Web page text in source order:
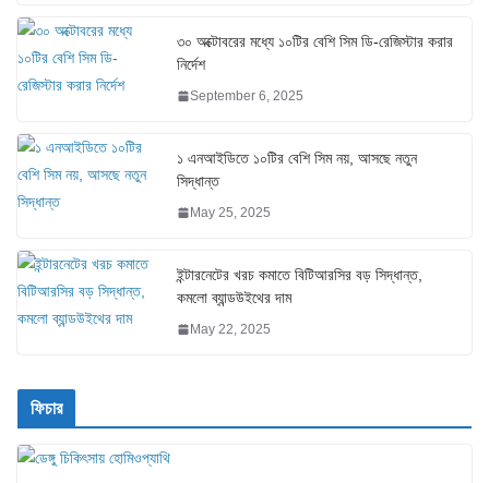
৩০ অক্টোবরের মধ্যে ১০টির বেশি সিম ডি-রেজিস্টার করার
নির্দেশ
September 6, 2025
১ এনআইডিতে ১০টির বেশি সিম নয়, আসছে নতুন
সিদ্ধান্ত
May 25, 2025
ইন্টারনেটের খরচ কমাতে বিটিআরসির বড় সিদ্ধান্ত,
কমলো ব্যান্ডউইথের দাম
May 22, 2025
ফিচার